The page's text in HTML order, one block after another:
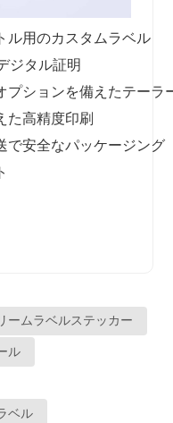
ル用のカスタムラベル
ジタル証明
プションを備えたテーラ
た高精度印刷
で安全なパッケージング
ームラベルステッカー
ル
ベル